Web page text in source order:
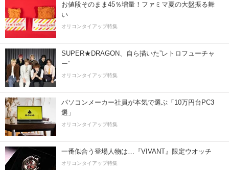
お値段そのまま45％増量！ファミマ夏の大盤振る舞
い
オリコンタイアップ特集
SUPER★DRAGON、自ら描いた”レトロフューチャ
ー”
オリコンタイアップ特集
パソコンメーカー社員が本気で選ぶ「10万円台PC3
選」
オリコンタイアップ特集
一番似合う登場人物は…『VIVANT』限定ウオッチ
オリコンタイアップ特集